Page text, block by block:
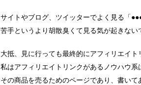
サイトやブログ、ツイッターでよく見る「
苦手というより胡散臭くて見る気が起きない
大抵、見に行っても最終的にアフィリエイト
私はアフィリエイトリンクがあるノウハウ系
その商品を売るためのページであり、書いて